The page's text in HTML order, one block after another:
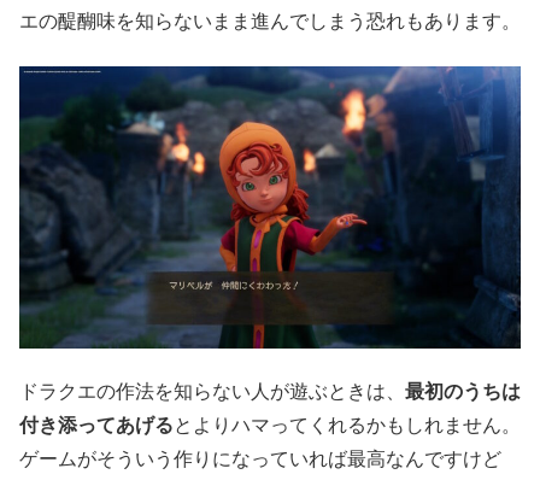
エの醍醐味を知らないまま進んでしまう恐れもあります。
ドラクエの作法を知らない人が遊ぶときは、 最初のうちは
付き添ってあげるとよりハマってくれるかもしれません。
ゲームがそういう作りになっていれば最高なんですけど